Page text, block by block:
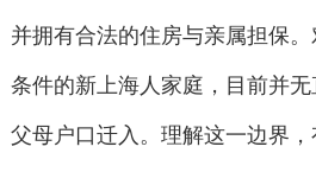
并拥有合法的住房与亲属担保
条件的新上海人家庭，目前并
父母户口迁入。理解这一边界